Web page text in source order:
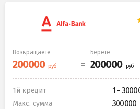
Возвращаете Берете
1й кредит 1 -
Макс. сумма 300000